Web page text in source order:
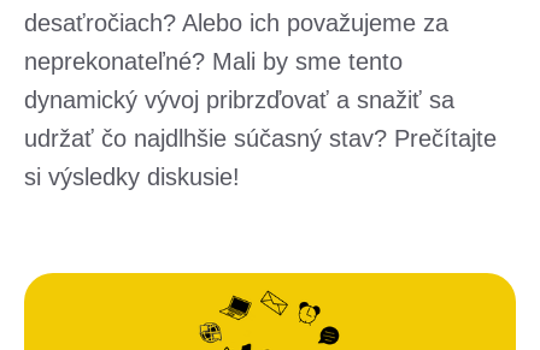
desaťročiach? Alebo ich považujeme za
neprekonateľné? Mali by sme tento
dynamický vývoj pribrzďovať a snažiť sa
udržať čo najdlhšie súčasný stav? Prečítajte
si výsledky diskusie!